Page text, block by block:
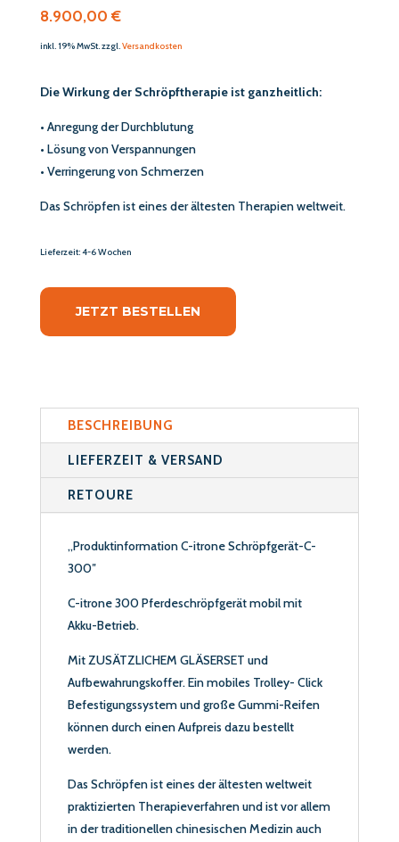
8.900,00 €
inkl. 19% MwSt. zzgl.Versandkosten
Die Wirkung der Schröpftherapie ist ganzheitlich:
• Anregung der Durchblutung
• Lösung von Verspannungen
• Verringerung von Schmerzen
Das Schröpfen ist eines der ältesten Therapien weltweit.
Lieferzeit: 4-6 Wochen
JETZT BESTELLEN
BESCHREIBUNG
LIEFERZEIT & VERSAND
RETOURE
,,Produktinformation C-itrone Schröpfgerät-C-
300″
C-itrone 300 Pferdeschröpfgerät mobil mit
Akku-Betrieb.
Mit ZUSÄTZLICHEM GLÄSERSET und
Aufbewahrungskoffer. Ein mobiles Trolley- Click
Befestigungssystem und große Gummi-Reifen
können durch einen Aufpreis dazu bestellt
werden.
Das Schröpfen ist eines der ältesten weltweit
praktizierten Therapieverfahren und ist vor allem
in der traditionellen chinesischen Medizin auch